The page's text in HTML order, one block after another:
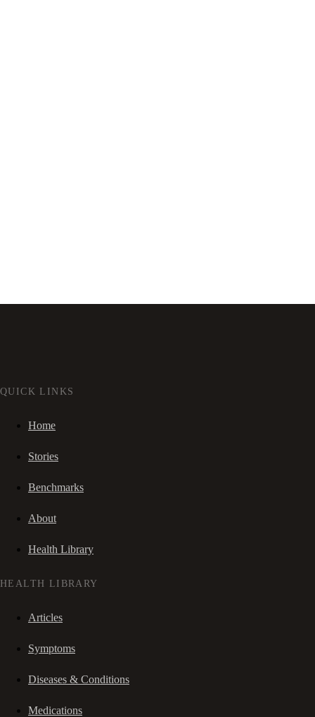
QUICK LINKS
Home
Stories
Benchmarks
About
Health Library
HEALTH LIBRARY
Articles
Symptoms
Diseases & Conditions
Medications